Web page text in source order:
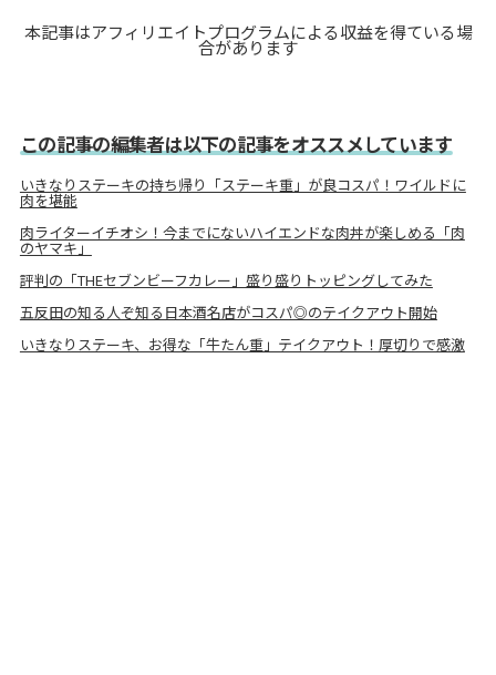
本記事はアフィリエイトプログラムによる収益を得ている場
合があります
この記事の編集者は以下の記事をオススメしています
いきなりステーキの持ち帰り「ステーキ重」が良コスパ！ワイルドに
肉を堪能
肉ライターイチオシ！今までにないハイエンドな肉丼が楽しめる「肉
のヤマキ」
評判の「THEセブンビーフカレー」盛り盛りトッピングしてみた
五反田の知る人ぞ知る日本酒名店がコスパ◎のテイクアウト開始
いきなりステーキ、お得な「牛たん重」テイクアウト！厚切りで感激